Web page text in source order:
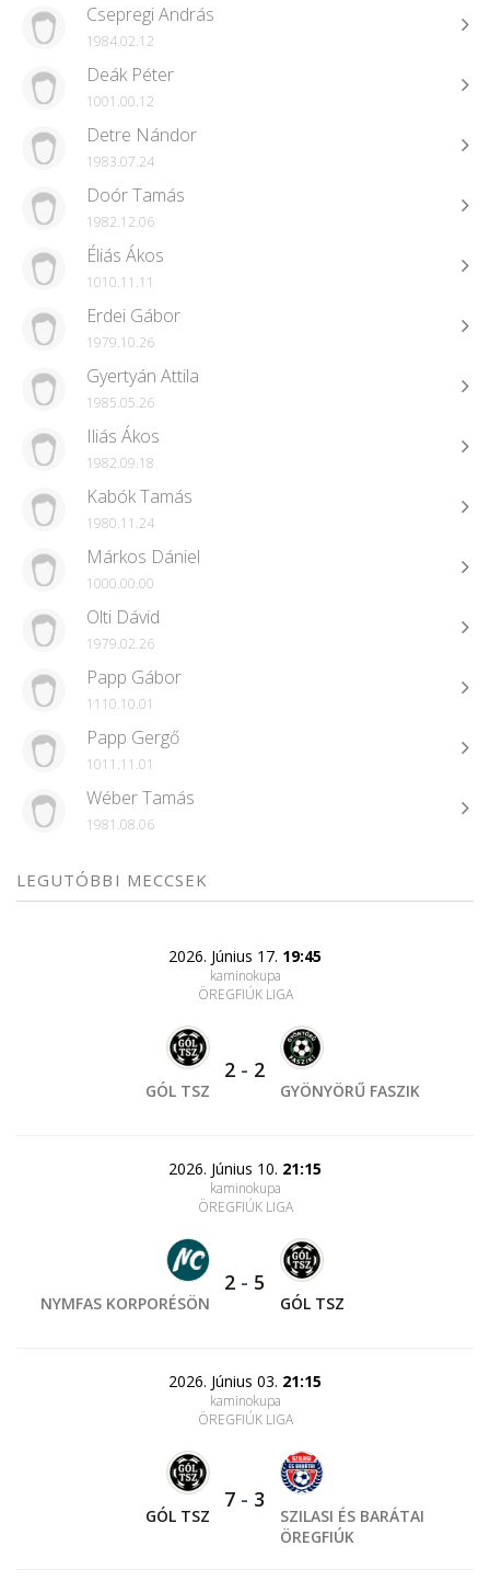
Csepregi András
1984.02.12
Deák Péter
1001.00.12
Detre Nándor
1983.07.24
Doór Tamás
1982.12.06
Éliás Ákos
1010.11.11
Erdei Gábor
1979.10.26
Gyertyán Attila
1985.05.26
Iliás Ákos
1982.09.18
Kabók Tamás
1980.11.24
Márkos Dániel
1000.00.00
Olti Dávid
1979.02.26
Papp Gábor
1110.10.01
Papp Gergő
1011.11.01
Wéber Tamás
1981.08.06
LEGUTÓBBI MECCSEK
2026. Június 17. 19:45
kaminokupa
ÖREGFIÚK LIGA
GÓL TSZ
2 - 2
GYÖNYÖRŰ FASZIK
2026. Június 10. 21:15
kaminokupa
ÖREGFIÚK LIGA
NYMFAS KORPORÉSÖN
2 - 5
GÓL TSZ
2026. Június 03. 21:15
kaminokupa
ÖREGFIÚK LIGA
GÓL TSZ
7 - 3
SZILASI ÉS BARÁTAI
ÖREGFIÚK